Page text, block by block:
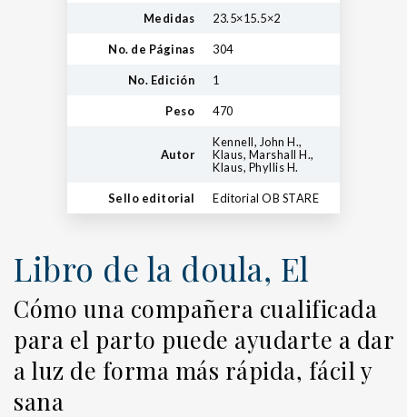
Medidas 23.5×15.5×2
No. de Páginas 304
No. Edición 1
Peso 470
Autor
Kennell, John H.,
Klaus, Marshall H.,
Klaus, Phyllis H.
Sello editorial Editorial OB STARE
Libro de la doula, El
Cómo una compañera cualificada
para el parto puede ayudarte a dar
a luz de forma más rápida, fácil y
sana